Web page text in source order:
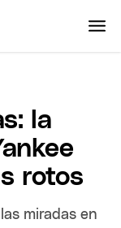
la
rotos
miradas en